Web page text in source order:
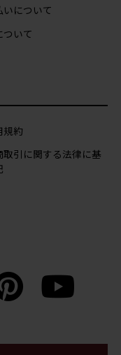
いについて
ついて
規約
取引に関する法律に基